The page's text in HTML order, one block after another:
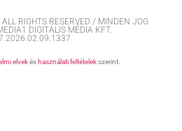
RIGHTS RESERVED / MINDEN JOG
DIGITÁLIS MÉDIA KFT.
elvekés használati feltételekszerint.